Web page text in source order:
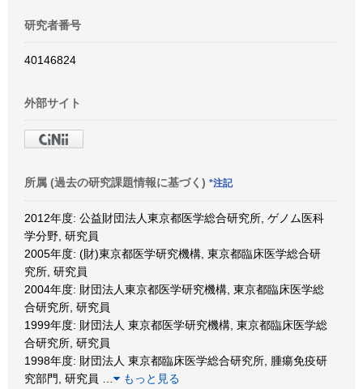
研究者番号
40146824
外部サイト
所属 (過去の研究課題情報に基づく) *注記
2012年度: 公益財団法人東京都医学総合研究所, ゲノム医科
学分野, 研究員
2005年度: (財)東京都医学研究機構, 東京都臨床医学総合研
究所, 研究員
2004年度: 財団法人東京都医学研究機構, 東京都臨床医学総
合研究所, 研究員
1999年度: 財団法人 東京都医学研究機構, 東京都臨床医学総
合研究所, 研究員
1998年度: 財団法人 東京都臨床医学総合研究所, 腫瘍免疫研
究部門, 研究員
もっと見る